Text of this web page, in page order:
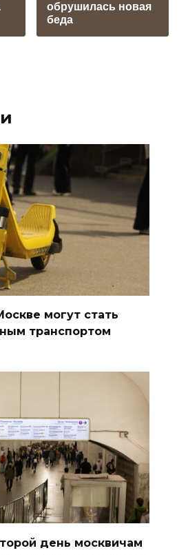
обрушилась новая
беда
могут стать
транспортом
день москвичам